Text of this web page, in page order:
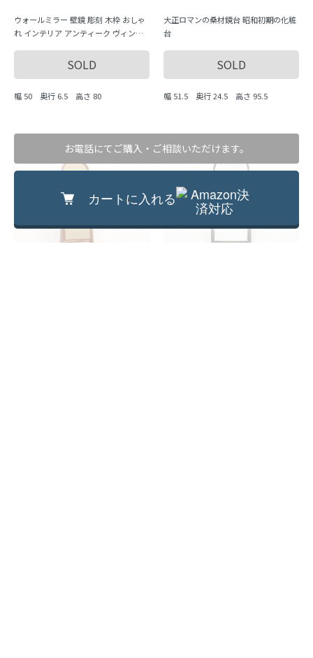
お電話にてご購入・ご相談いただけます。
カートに入れる
ウォールミラー 壁鏡 彫刻 木枠 おしゃ
れ インテリア アンティーク ヴィンテ
SOLD
幅 50 奥行 6.5 高さ 80
大正ロマンの桑材鏡台 昭和初期の化粧
台
SOLD
幅 51.5 奥行 24.5 高さ 95.5